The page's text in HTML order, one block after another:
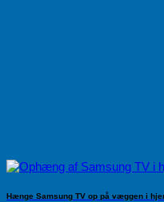
Hænge Samsung TV op på væggen i